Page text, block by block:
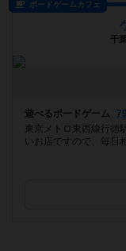
ボードゲームカフェ
千
遊べるボードゲーム
東京メトロ東西線行徳
いお店ですので、毎日